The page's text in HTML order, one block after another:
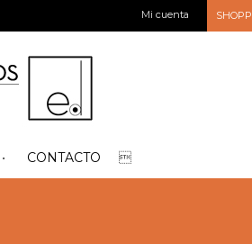
Mi cuenta
CONTACTO